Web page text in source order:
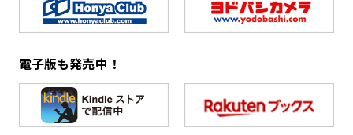
電子版も発売中！